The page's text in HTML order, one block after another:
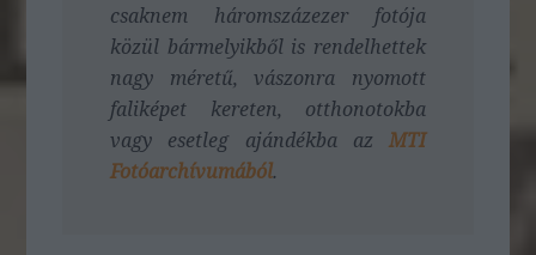
csaknem háromszázezer fotója
közül bármelyikből is rendelhettek
nagy méretű, vászonra nyomott
faliképet kereten, otthonotokba
vagy esetleg ajándékba az MTI
Fotóarchívumából.